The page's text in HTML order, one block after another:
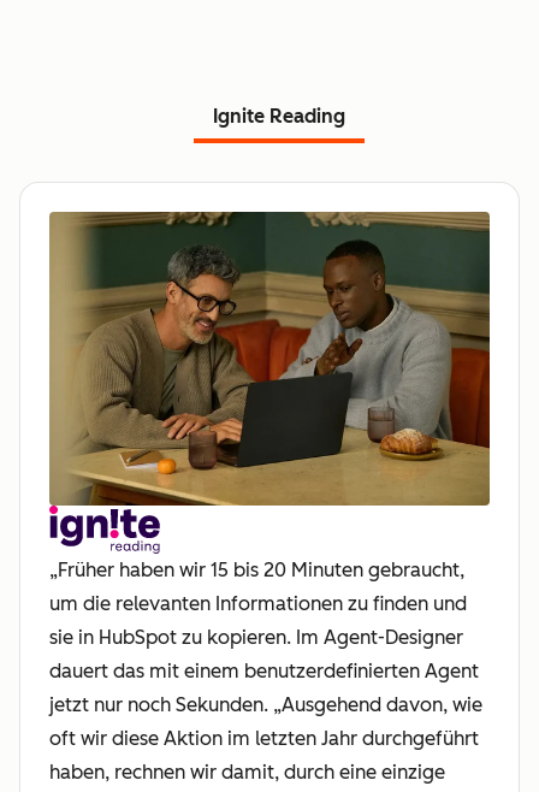
Ignite Reading
„Früher haben wir 15 bis 20 Minuten gebraucht,
um die relevanten Informationen zu finden und
sie in HubSpot zu kopieren. Im Agent-Designer
dauert das mit einem benutzerdefinierten Agent
jetzt nur noch Sekunden. „Ausgehend davon, wie
oft wir diese Aktion im letzten Jahr durchgeführt
haben, rechnen wir damit, durch eine einzige